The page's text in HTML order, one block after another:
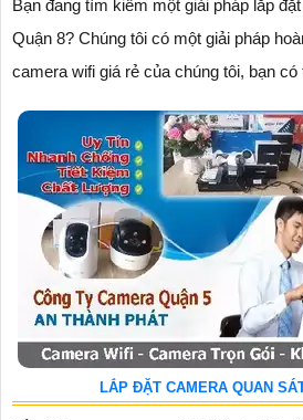
Bạn đang tìm kiếm một giải pháp lắp
Quận 8? Chúng tôi có một giải pháp
camera wifi giá rẻ của chúng tôi, bạn có
LẮP ĐẶT CAMERA QUAN